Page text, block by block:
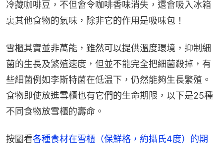
冷藏咖啡豆，不但會令咖啡香味消失，還會吸入冰箱
裏其他食物的氣味，除非它的作用是吸味包！
雪櫃其實並非萬能，雖然可以提供溫度環境，抑制細
菌的生長及繁殖速度，但並不能完全把細菌殺掉，有
些細菌例如李斯特菌在低温下，仍然能夠生長繁殖。
食物即使放進雪櫃也有它們的生命期限，以下是25種
不同食物放雪櫃的壽命。
按圖看各種食材在雪櫃（保鮮格，約攝氏4度）的期